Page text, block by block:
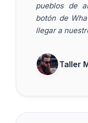
pueblos de
botón de
llegar a
Taller